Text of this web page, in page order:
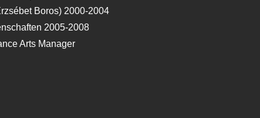
Boros) 2000-2004
2005-2008
Arts Manager